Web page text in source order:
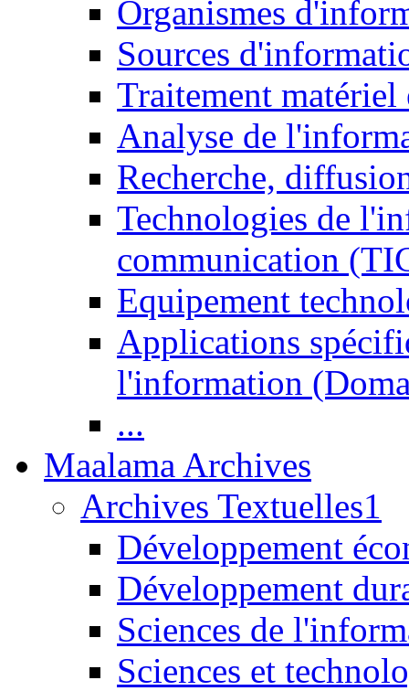
Organismes
Sources
Traitement matériel
Analyse de
Recherche,
Technologies de
communication
Equipement
Applications
l'information
...
Maalama Archives
Archives Textuelles1
Développement
Développement
Sciences de
Sciences et